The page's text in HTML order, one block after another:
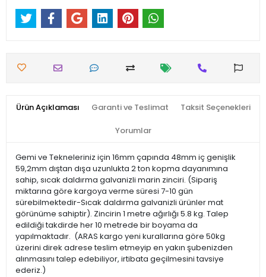
Ürün Açıklaması Garanti ve Teslimat Taksit Seçenekleri
Yorumlar
Gemi ve Tekneleriniz için 16mm çapında 48mm iç genişlik
59,2mm dıştan dışa uzunlukta 2 ton kopma dayanımına
sahip, sıcak daldırma galvanizli marin zinciri. (Sipariş
miktarına göre kargoya verme süresi 7-10 gün
sürebilmektedir-Sıcak daldırma galvanizli ürünler mat
görünüme sahiptir). Zincirin 1 metre ağırlığı 5.8 kg. Talep
edildiği takdirde her 10 metrede bir boyama da
yapılmaktadır. (ARAS kargo yeni kurallarına göre 50kg
üzerini direk adrese teslim etmeyip en yakın şubenizden
alınmasını talep edebiliyor, irtibata geçilmesini tavsiye
ederiz.)